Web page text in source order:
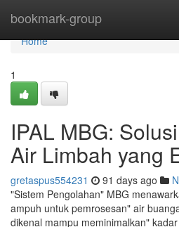
bookmark-group
Home
Home
1
IPAL MBG:
Air Limbah yang
gretaspus554231 91 days ago
"Sistem Pengolahan" MBG
ampuh untuk pemrosesan" air
dikenal mampu meminimalkan"